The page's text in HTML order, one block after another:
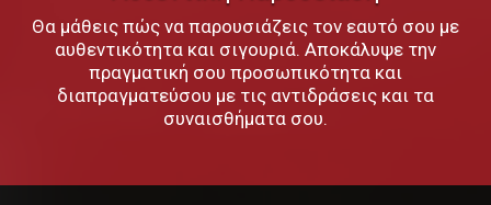
Θα μάθεις πώς να παρουσιάζεις τον εαυτό σου με
αυθεντικότητα και σιγουριά. Αποκάλυψε την
πραγματική σου προσωπικότητα και
διαπραγματεύσου με τις αντιδράσεις και τα
συναισθήματα σου.